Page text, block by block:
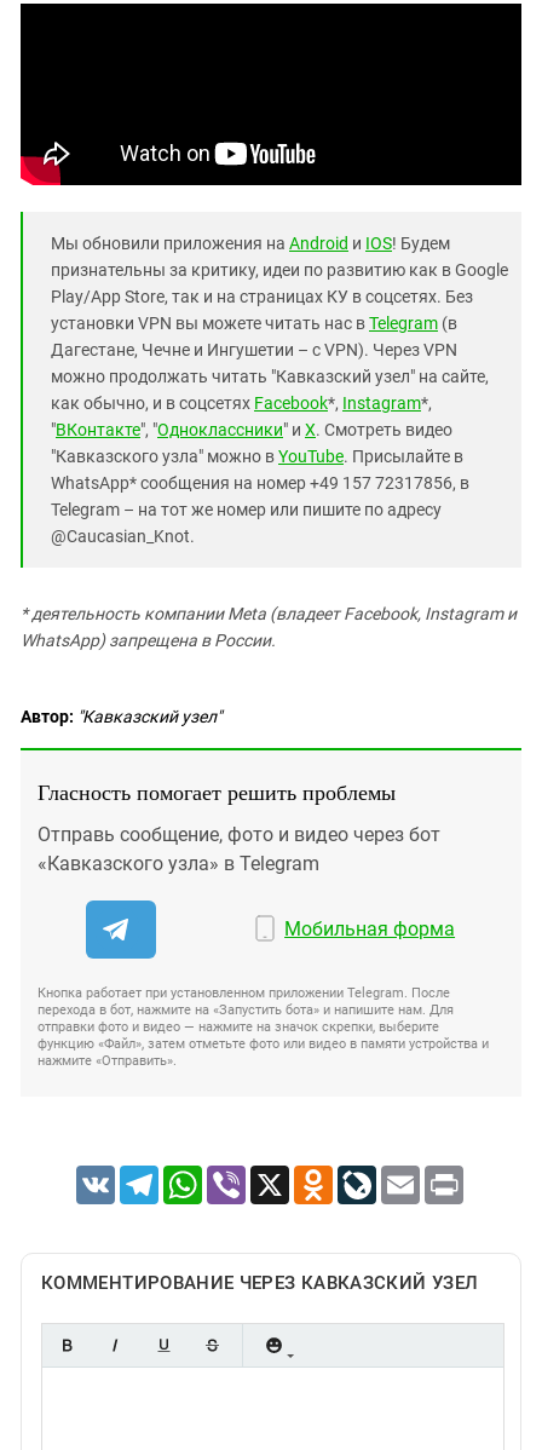
Мы обновили приложения на Android и IOS! Будем
признательны за критику, идеи по развитию как в Google
Play/App Store, так и на страницах КУ в соцсетях. Без
установки VPN вы можете читать нас вTelegram (в
Дагестане, Чечне и Ингушетии – с VPN). Через VPN
можно продолжать читать "Кавказский узел" на сайте,
как обычно, и в соцсетях Facebook*, Instagram*,
"ВКонтакте", "Одноклассники" и X. Смотреть видео
"Кавказского узла" можно вYouTube. Присылайте в
WhatsApp* сообщения на номер +49 157 72317856, в
Telegram – на тот же номер или пишите по адресу
@Caucasian_Knot.
* деятельность компании Meta (владеет Facebook, Instagram и
WhatsApp) запрещена в России.
Автор: "Кавказский узел"
Гласность помогает решить проблемы
Отправь сообщение, фото и видео через бот
«Кавказского узла» в Telegram
Мобильная форма
Кнопка работает при установленном приложении Telegram. После
перехода в бот, нажмите на «Запустить бота» и напишите нам. Для
отправки фото и видео — нажмите на значок скрепки, выберите
функцию «Файл», затем отметьте фото или видео в памяти устройства и
нажмите «Отправить».
VK TelegramWhatsApp
Viber X Odnoklassniki
LiveJournal
Email Print
КОММЕНТИРОВАНИЕ ЧЕРЕЗ КАВКАЗСКИЙ УЗЕЛ